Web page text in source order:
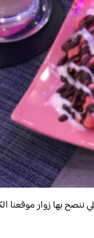
ننصح بها زوار موقعنا